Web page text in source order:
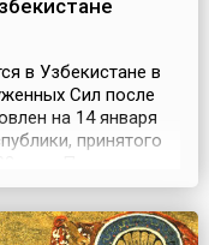
в Узбекистане в
Сил после
на 14 января
принятого
всех частей и
и других
на те...